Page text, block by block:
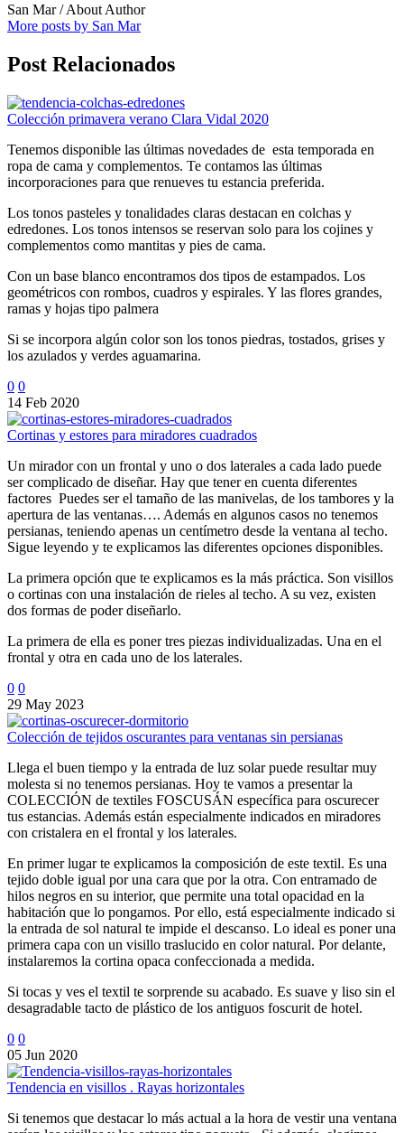
San Mar/ About Author
More posts by San Mar
Post Relacionados
Colección primavera verano Clara Vidal 2020
Tenemos disponible las últimas novedades de esta temporada en
ropa de cama y complementos. Te contamos las últimas
incorporaciones para que renueves tu estancia preferida.
Los tonos pasteles y tonalidades claras destacan en colchas y
edredones. Los tonos intensos se reservan solo para los cojines y
complementos como mantitas y pies de cama.
Con un base blanco encontramos dos tipos de estampados. Los
geométricos con rombos, cuadros y espirales. Y las flores grandes,
ramas y hojas tipo palmera
Si se incorpora algún color son los tonos piedras, tostados, grises y
los azulados y verdes aguamarina.
0 0
14 Feb 2020
Cortinas y estores para miradores cuadrados
Un mirador con un frontal y uno o dos laterales a cada lado puede
ser complicado de diseñar. Hay que tener en cuenta diferentes
factores Puedes ser el tamaño de las manivelas, de los tambores y la
apertura de las ventanas…. Además en algunos casos no tenemos
persianas, teniendo apenas un centímetro desde la ventana al techo.
Sigue leyendo y te explicamos las diferentes opciones disponibles.
La primera opción que te explicamos es la más práctica. Son visillos
o cortinas con una instalación de rieles al techo. A su vez, existen
dos formas de poder diseñarlo.
La primera de ella es poner tres piezas individualizadas. Una en el
frontal y otra en cada uno de los laterales.
0 0
29 May 2023
Colección de tejidos oscurantes para ventanas sin persianas
Llega el buen tiempo y la entrada de luz solar puede resultar muy
molesta si no tenemos persianas. Hoy te vamos a presentar la
COLECCIÓN de textiles FOSCUSÁN específica para oscurecer
tus estancias. Además están especialmente indicados en miradores
con cristalera en el frontal y los laterales.
En primer lugar te explicamos la composición de este textil. Es una
tejido doble igual por una cara que por la otra. Con entramado de
hilos negros en su interior, que permite una total opacidad en la
habitación que lo pongamos. Por ello, está especialmente indicado si
la entrada de sol natural te impide el descanso. Lo ideal es poner una
primera capa con un visillo traslucido en color natural. Por delante,
instalaremos la cortina opaca confeccionada a medida.
Si tocas y ves el textil te sorprende su acabado. Es suave y liso sin el
desagradable tacto de plástico de los antiguos foscurit de hotel.
0 0
05 Jun 2020
Tendencia en visillos . Rayas horizontales
Si tenemos que destacar lo más actual a la hora de vestir una ventana